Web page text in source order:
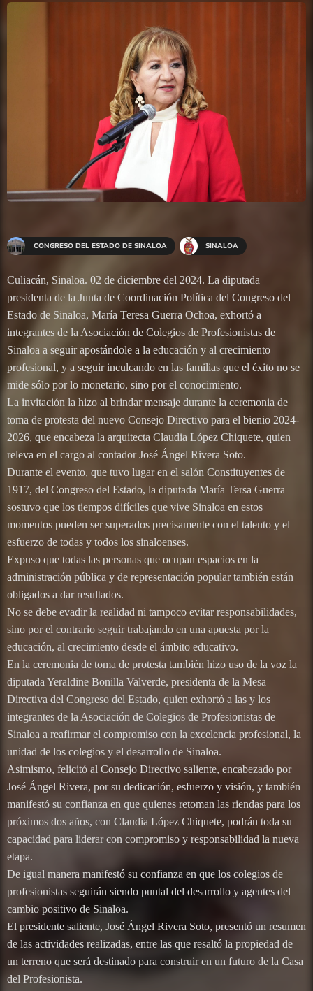
CONGRESO DEL ESTADO DE SINALOA SINALOA
Culiacán, Sinaloa. 02 de diciembre del 2024. La diputada
presidenta de la Junta de Coordinación Política del Congreso del
Estado de Sinaloa, María Teresa Guerra Ochoa, exhortó a
integrantes de la Asociación de Colegios de Profesionistas de
Sinaloa a seguir apostándole a la educación y al crecimiento
profesional, y a seguir inculcando en las familias que el éxito no se
mide sólo por lo monetario, sino por el conocimiento.
La invitación la hizo al brindar mensaje durante la ceremonia de
toma de protesta del nuevo Consejo Directivo para el bienio 2024-
2026, que encabeza la arquitecta Claudia López Chiquete, quien
releva en el cargo al contador José Ángel Rivera Soto.
Durante el evento, que tuvo lugar en el salón Constituyentes de
1917, del Congreso del Estado, la diputada María Tersa Guerra
sostuvo que los tiempos difíciles que vive Sinaloa en estos
momentos pueden ser superados precisamente con el talento y el
esfuerzo de todas y todos los sinaloenses.
Expuso que todas las personas que ocupan espacios en la
administración pública y de representación popular también están
obligados a dar resultados.
No se debe evadir la realidad ni tampoco evitar responsabilidades,
sino por el contrario seguir trabajando en una apuesta por la
educación, al crecimiento desde el ámbito educativo.
En la ceremonia de toma de protesta también hizo uso de la voz la
diputada Yeraldine Bonilla Valverde, presidenta de la Mesa
Directiva del Congreso del Estado, quien exhortó a las y los
integrantes de la Asociación de Colegios de Profesionistas de
Sinaloa a reafirmar el compromiso con la excelencia profesional, la
unidad de los colegios y el desarrollo de Sinaloa.
Asimismo, felicitó al Consejo Directivo saliente, encabezado por
José Ángel Rivera, por su dedicación, esfuerzo y visión, y también
manifestó su confianza en que quienes retoman las riendas para los
próximos dos años, con Claudia López Chiquete, podrán toda su
capacidad para liderar con compromiso y responsabilidad la nueva
etapa.
De igual manera manifestó su confianza en que los colegios de
profesionistas seguirán siendo puntal del desarrollo y agentes del
cambio positivo de Sinaloa.
El presidente saliente, José Ángel Rivera Soto, presentó un resumen
de las actividades realizadas, entre las que resaltó la propiedad de
un terreno que será destinado para construir en un futuro de la Casa
del Profesionista.